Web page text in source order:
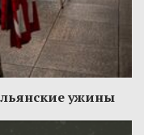
ужины